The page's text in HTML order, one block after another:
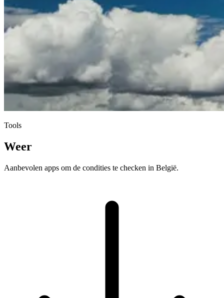
Tools
Weer
Aanbevolen apps om de condities te checken in België.